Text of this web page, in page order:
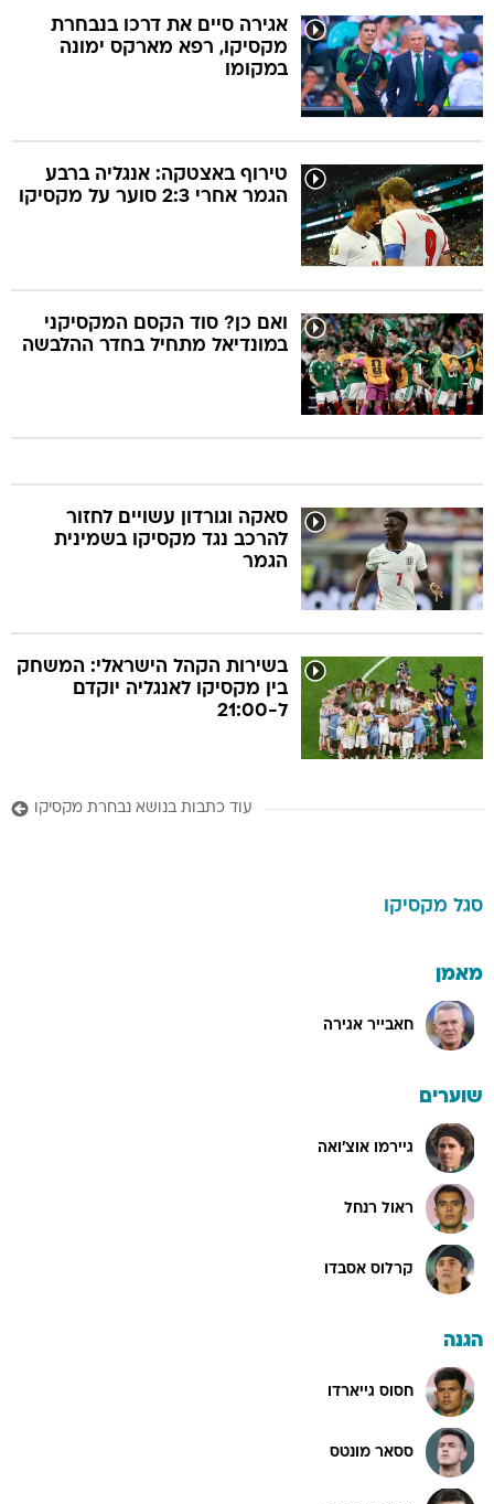
אגירה סיים את דרכו בנבחרת
מקסיקו, רפא מארקס ימונה
במקומו
טירוף באצטקה: אנגליה ברבע
הגמר אחרי 2:3 סוער על מקסיקו
ואם כן? סוד הקסם המקסיקני
במונדיאל מתחיל בחדר ההלבשה
סאקה וגורדון עשויים לחזור
להרכב נגד מקסיקו בשמינית
הגמר
בשירות הקהל הישראלי: המשחק
בין מקסיקו לאנגליה יוקדם
ל-21:00
עוד כתבות בנושא נבחרת מקסיקו
סגל מקסיקו
מאמן
חאבייר אגירה
שוערים
גיירמו אוצ'ואה
ראול רנחל
קרלוס אסבדו
הגנה
חסוס גייארדו
ססאר מונטס